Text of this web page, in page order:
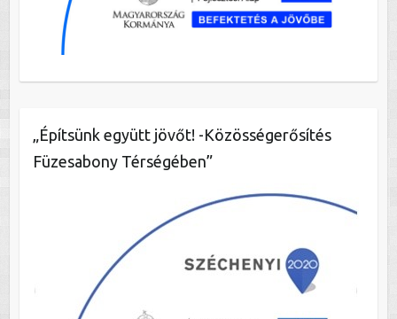
„Építsünk együtt jövőt! -Közösségerősítés
Füzesabony Térségében”